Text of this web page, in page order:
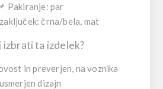
Pakiranje: par
črna/bela, mat
izbrati ta izdelek?
in preverjen, na voznika
usmerjen dizajn